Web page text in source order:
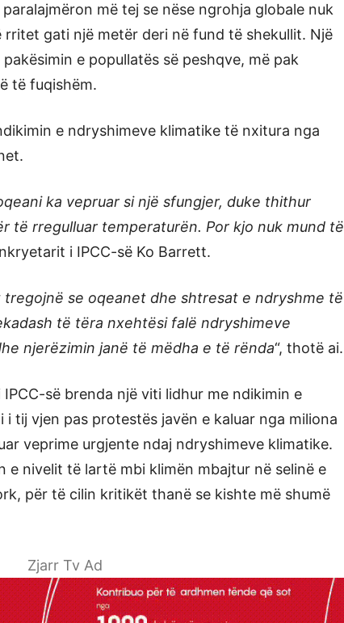
më tej se nëse ngrohja globale nuk
gati një metër deri në fund të shekullit. Një
e popullatës së peshqve, më pak
të fuqishëm.
e ndryshimeve klimatike të nxitura nga
ka vepruar si një sfungjer, duke thithur
të rregulluar temperaturën. Por kjo nuk mund të
i IPCC-së Ko Barrett.
tregojnë se oqeanet dhe shtresat e ndryshme të
të tëra nxehtësi falë ndryshimeve
njerëzimin janë të mëdha e të rënda“, thotë ai.
së brenda një viti lidhur me ndikimin e
i tij vjen pas protestës javën e kaluar nga miliona
veprime urgjente ndaj ndryshimeve klimatike.
e nivelit të lartë mbi klimën mbajtur në selinë e
për të cilin kritikët thanë se kishte më shumë
Zjarr Tv Ad